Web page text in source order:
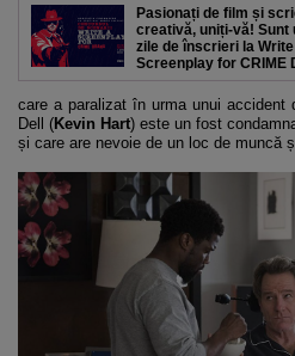
Pasionați de film și
creativă, uniți-vă! Sunt
zile de înscrieri la
Screenplay for CRIME
care a paralizat în urma unui accident
Dell (Kevin Hart) este un fost
și care are nevoie de un loc de muncă